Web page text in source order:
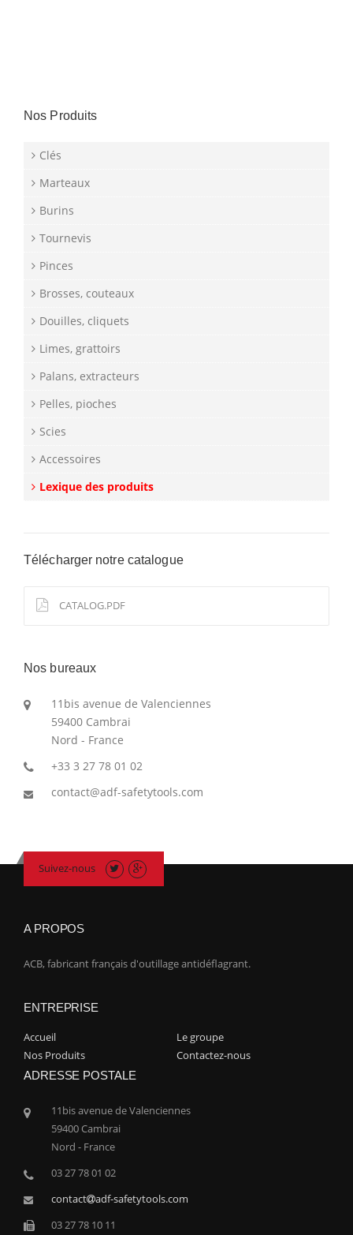
Nos Produits
Clés
Marteaux
Burins
Tournevis
Pinces
Brosses, couteaux
Douilles, cliquets
Limes, grattoirs
Palans, extracteurs
Pelles, pioches
Scies
Accessoires
Lexique des produits
Télécharger notre catalogue
CATALOG.PDF
Nos bureaux
11bis avenue de Valenciennes
59400 Cambrai
Nord - France
+33 3 27 78 01 02
contact@adf-safetytools.com
Suivez-nous
A PROPOS
ACB, fabricant français d'outillage antidéflagrant.
ENTREPRISE
Accueil
Le groupe
Nos Produits
Contactez-nous
ADRESSE POSTALE
11bis avenue de Valenciennes
59400 Cambrai
Nord - France
03 27 78 01 02
contact
adf-safetytools.com
03 27 78 10 11